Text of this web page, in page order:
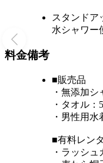
スタンドア
水シャワー
料金備考
■販売品
・無添加
・タオル：
・男性用水
■有料レン
・ラッシュ